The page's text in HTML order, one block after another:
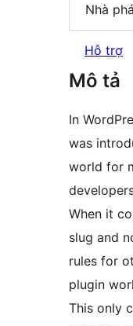
Nhà
Hỗ trợ
Mô tả
In
was
world for
When it
slug and
rules for
plugin
This only